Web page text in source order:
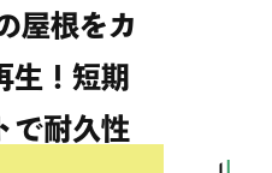
屋根をカ
生！短期
で耐久性